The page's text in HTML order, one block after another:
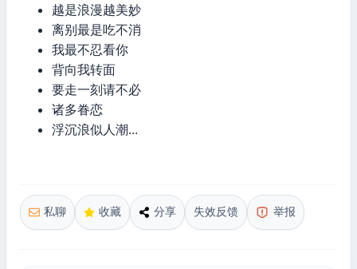
越是浪漫越美妙
离别最是吃不消
我最不忍看你
背向我转面
要走一刻请不必
诸多眷恋
浮沉浪似人潮...
私聊 收藏 分享 失效反馈 举报